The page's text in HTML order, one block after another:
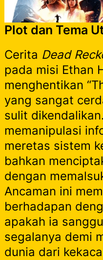
Plot dan Tema
Cerita Dead
pada misi Ethan
menghentikan
yang sangat
sulit
memanipulasi
meretas sistem
bahkan
dengan
Ancaman ini
berhadapan
apakah ia
segalanya demi
dunia dari